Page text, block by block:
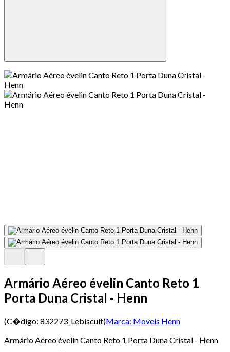
Armário Aéreo évelin Canto Reto 1
Porta Duna Cristal - Henn
(C�digo: 832273_Lebiscuit)Marca: Moveis Henn
Armário Aéreo évelin Canto Reto 1 Porta Duna Cristal - Henn